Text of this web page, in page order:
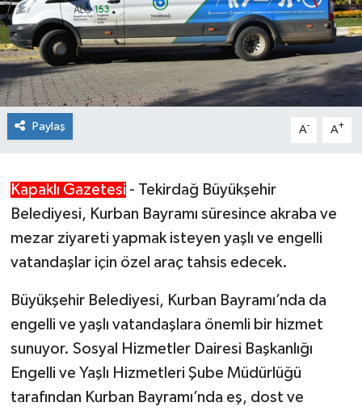
Paylaş A- A+
Kapaklı Gazetesi - Tekirdağ Büyükşehir
Belediyesi, Kurban Bayramı süresince akraba ve
mezar ziyareti yapmak isteyen yaşlı ve engelli
vatandaşlar için özel araç tahsis edecek.
Büyükşehir Belediyesi, Kurban Bayramı’nda da
engelli ve yaşlı vatandaşlara önemli bir hizmet
sunuyor. Sosyal Hizmetler Dairesi Başkanlığı
Engelli ve Yaşlı Hizmetleri Şube Müdürlüğü
tarafından Kurban Bayramı’nda eş, dost ve
Yaşam